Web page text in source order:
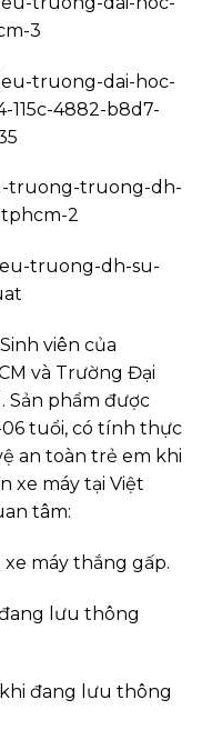
viên của
và Trường Đại
Sản phẩm được
tuổi, có tính thực
an toàn trẻ em khi
xe máy tại Việt
tâm:
máy thắng gấp.
lưu thông
đang lưu thông